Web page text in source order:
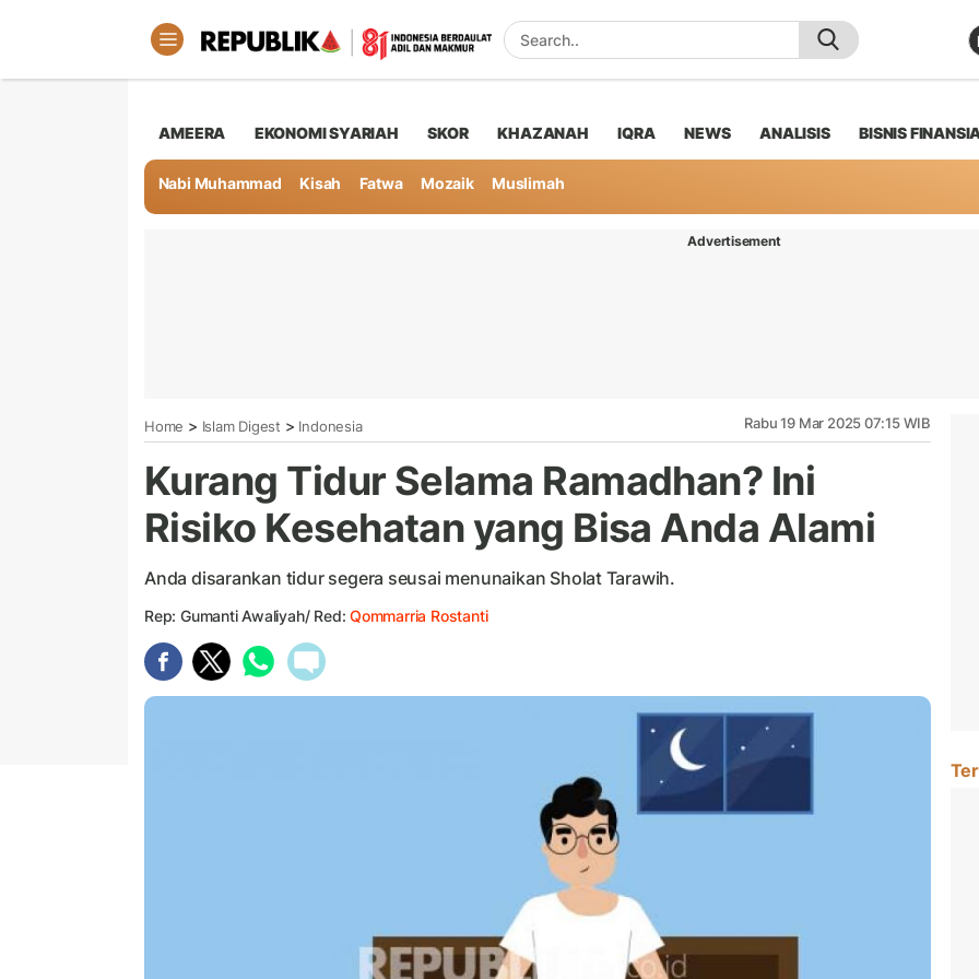
AMEERA EKONOMI SYARIAH SKOR KHAZANAH IQRA NEWS ANALISIS BISNIS
Nabi Muhammad Kisah Fatwa Mozaik Muslimah
Advertisement
Home > Islam Digest > Indonesia Rabu 19 Mar 2025 07:15 WIB
Kurang Tidur Selama Ramadhan? Ini
Risiko Kesehatan yang Bisa Anda Alami
Anda disarankan tidur segera seusai menunaikan Sholat Tarawih.
Rep: Gumanti Awaliyah/ Red:Qommarria Rostanti